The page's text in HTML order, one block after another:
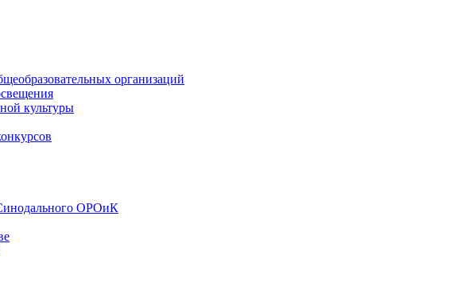
организаций
культуры
ОРОиК